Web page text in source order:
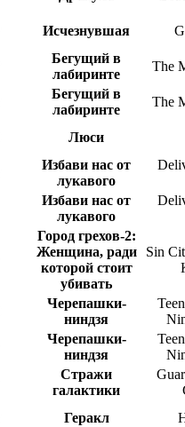
Исчезнувшая
Бегущий в
лабиринте
The
Бегущий в
лабиринте
The
Люси
Избави нас от
лукавого
Избави нас от
лукавого
Город грехов-2:
Женщина, ради
которой стоит
убивать
Sin
Черепашки-
ниндзя
Черепашки-
ниндзя
Стражи
галактики
Геракл